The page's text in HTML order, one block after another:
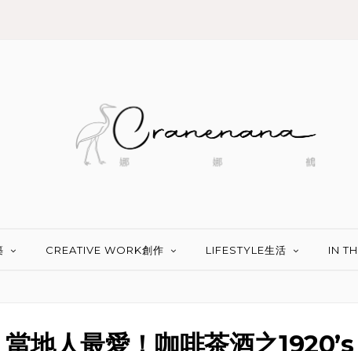
CREATIVE WORK創作 LIFESTYLE生活 IN
當地人最愛！咖啡茶酒之1920’s